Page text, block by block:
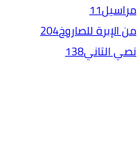
مراسيل11
من الإبرة للصاروخ204
نصي التاني138